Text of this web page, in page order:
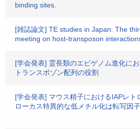
binding sites.
[雑誌論文] TE studies in Japan: The
meeting on host-transposon
[学会発表] 霊長類のエピゲノム進化に
トランスポゾン配列の役割
[学会発表] マウス精子におけるIAPレト
ローカス特異的な低メチル化は転写因